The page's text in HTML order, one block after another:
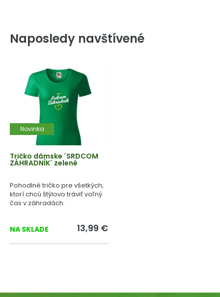
Naposledy navštívené
Novinka
Tričko dámske ´SRDCOM
ZÁHRADNÍK´ zelené
Pohodlné tričko pre všetkých,
ktorí chcú štýlovo tráviť voľný
čas v záhradách.
NA SKLADE 13,99 €